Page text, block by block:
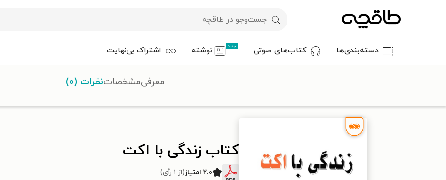
دسته‌بندی‌ها کتاب‌های صوتی جدید نوشته اشتراک بی‌نهایت
کتاب زندگی با اکت
۲.۰ امتیاز (از ۱ رأی)
معرفیمشخصاتنظرات (۰)